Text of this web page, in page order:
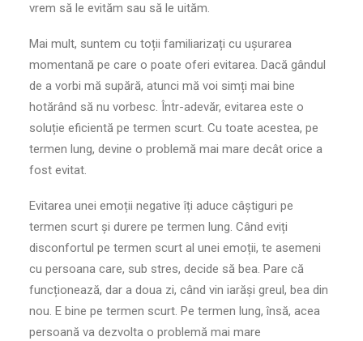
vrem să le evităm sau să le uităm.
Mai mult, suntem cu toții familiarizați cu ușurarea
momentană pe care o poate oferi evitarea. Dacă gândul
de a vorbi mă supără, atunci mă voi simți mai bine
hotărând să nu vorbesc. Într-adevăr, evitarea este o
soluție eficientă pe termen scurt. Cu toate acestea, pe
termen lung, devine o problemă mai mare decât orice a
fost evitat.
Evitarea unei emoții negative îți aduce câștiguri pe
termen scurt și durere pe termen lung. Când eviți
disconfortul pe termen scurt al unei emoții, te asemeni
cu persoana care, sub stres, decide să bea. Pare că
funcționează, dar a doua zi, când vin iarăși greul, bea din
nou. E bine pe termen scurt. Pe termen lung, însă, acea
persoană va dezvolta o problemă mai mare